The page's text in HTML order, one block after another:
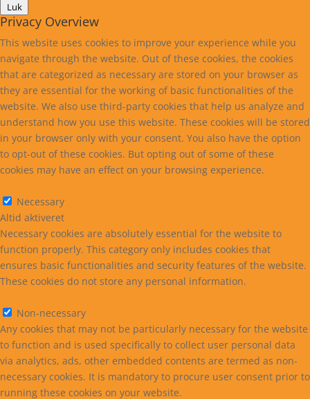
Luk
Privacy Overview
This website uses cookies to improve your experience while you
navigate through the website. Out of these cookies, the cookies
that are categorized as necessary are stored on your browser as
they are essential for the working of basic functionalities of the
website. We also use third-party cookies that help us analyze and
understand how you use this website. These cookies will be stored
in your browser only with your consent. You also have the option
to opt-out of these cookies. But opting out of some of these
cookies may have an effect on your browsing experience.
Necessary
Altid aktiveret
Necessary cookies are absolutely essential for the website to
function properly. This category only includes cookies that
ensures basic functionalities and security features of the website.
These cookies do not store any personal information.
Non-necessary
Any cookies that may not be particularly necessary for the website
to function and is used specifically to collect user personal data
via analytics, ads, other embedded contents are termed as non-
necessary cookies. It is mandatory to procure user consent prior to
running these cookies on your website.